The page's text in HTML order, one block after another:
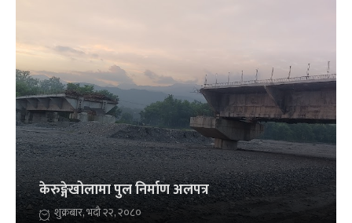
केरुङ्गेखोलामा पुल निर्माण अलपत्र
शुक्रबार, भदौ २२, २०८०